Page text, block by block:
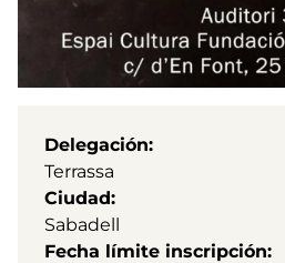
Delegación
Terrassa
Ciudad
Sabadell
Fecha límite inscripción